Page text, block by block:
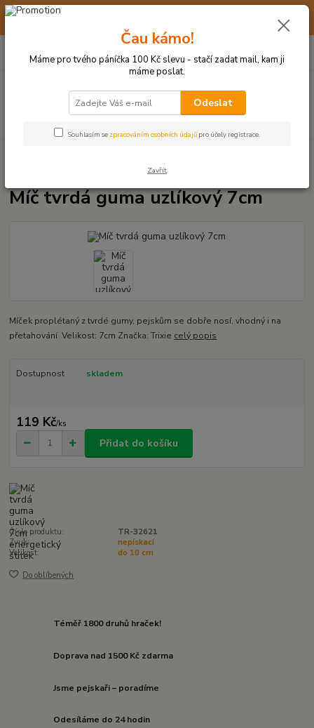
☀️ 10. - 14. SRPNA 2026 MÁME DOVOLENOU ☀️ OBJEDNÁVKY
po–pá: 9–17 hod.
za0 Kč
Míč tvrdá guma uzlíkový 7cm
Míček proplétaný z tvrdé gumy, pejskům se dobře nosí, vhodný i na
přetahování Velikost: 7cm Značka: Trixie celý popis
Dostupnost skladem
119 Kč/ks
Přidat do košíku
Číslo produktu:
TR-32621
Zvuk:
nepískací
Velikost:
do 10 cm
Do oblíbených
Téměř 1800 druhů hraček!
Doprava nad 1500 Kč zdarma
Jsme pejskaři – poradíme
Odesíláme do 24 hodin
Čau kámo!
Máme pro tvého páníčka 100 Kč slevu - stačí zadat mail, kam ji
máme poslat.
Odeslat
Souhlasím se zpracováním osobních údajů pro účely registrace.
Zavřít